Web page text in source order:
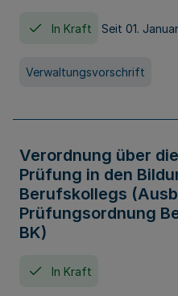
In Kraft Seit 01.
Verwaltungsvorschrift
Verordnung über
Prüfung in den
Berufskollegs
Prüfungsordnung
BK)
In Kraft